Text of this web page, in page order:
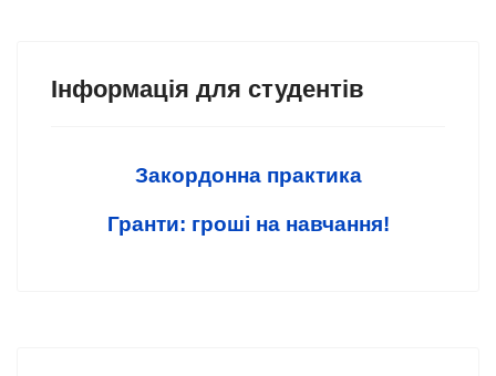
Інформація для студентів
Закордонна практика
Гранти: гроші на навчання!